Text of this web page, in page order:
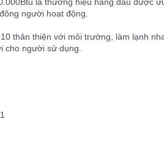
là thương hiệu hàng đầu được
người hoạt động.
thân thiện với môi trường, làm lạnh
cho người sử dụng.